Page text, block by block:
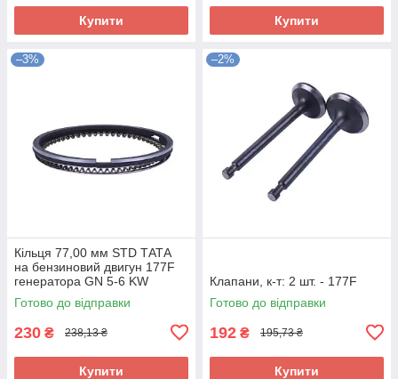
Купити Купити
–3%
Кільця 77,00 мм STD ТАТА
на бензиновий двигун 177F
генератора GN 5-6 KW
Готово до відправки
230 ₴ 238,13 ₴
Купити
–2%
Клапани, к-т: 2 шт. - 177F
Готово до відправки
192 ₴ 195,73 ₴
Купити